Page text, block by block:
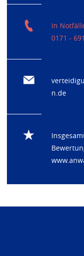
In
0171 -
n.de